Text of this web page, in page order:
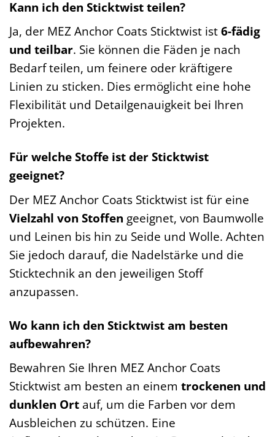
Kann ich den Sticktwist teilen?
Ja, der MEZ Anchor Coats Sticktwist ist6-fädig
und teilbar. Sie können die Fäden je nach
Bedarf teilen, um feinere oder kräftigere
Linien zu sticken. Dies ermöglicht eine hohe
Flexibilität und Detailgenauigkeit bei Ihren
Projekten.
Für welche Stoffe ist der Sticktwist
geeignet?
Der MEZ Anchor Coats Sticktwist ist für eine
Vielzahl von Stoffen geeignet, von Baumwolle
und Leinen bis hin zu Seide und Wolle. Achten
Sie jedoch darauf, die Nadelstärke und die
Sticktechnik an den jeweiligen Stoff
anzupassen.
Wo kann ich den Sticktwist am besten
aufbewahren?
Bewahren Sie Ihren MEZ Anchor Coats
Sticktwist am besten an einem trockenen und
dunklen Ort auf, um die Farben vor dem
Ausbleichen zu schützen. Eine